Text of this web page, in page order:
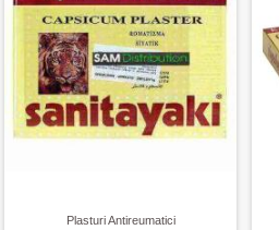
Plasturi Antireumatici